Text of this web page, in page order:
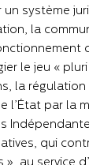
un système
la
le jeu «
la
l’État par la
qui